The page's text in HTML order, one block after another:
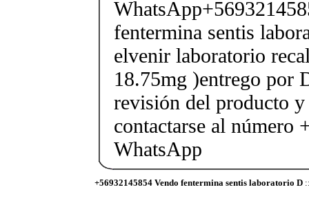
fentermina sentis
elvenir laboratorio
18.75mg )entrego por
revisión del producto
contactarse al número
WhatsApp
+56932145854 Vendo fentermina sentis laboratorio D::